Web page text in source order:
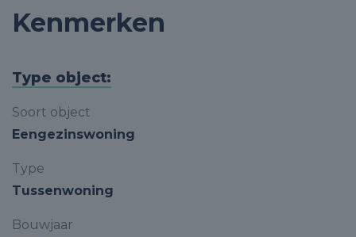
Kenmerken
Type object:
Soort object
Eengezinswoning
Type
Tussenwoning
Bouwjaar